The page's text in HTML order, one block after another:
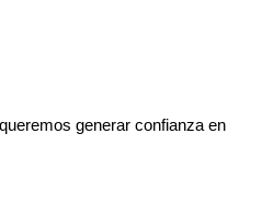
generar confianza en